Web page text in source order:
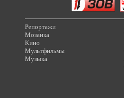
Репортажи
Мозаика
Кино
Мультфильмы
Музыка